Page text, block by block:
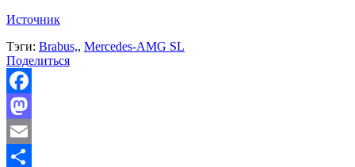
Источник
Тэги: Brabus,, Mercedes-AMG SL
Поделиться
Facebook
Mastodon
Email